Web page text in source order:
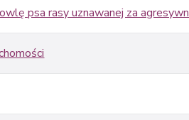
psa rasy uznawanej za